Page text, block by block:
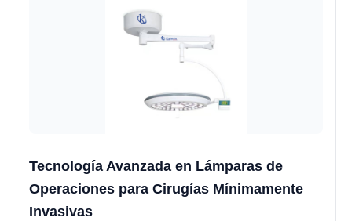
Tecnología Avanzada en Lámparas de
Operaciones para Cirugías Mínimamente
Invasivas